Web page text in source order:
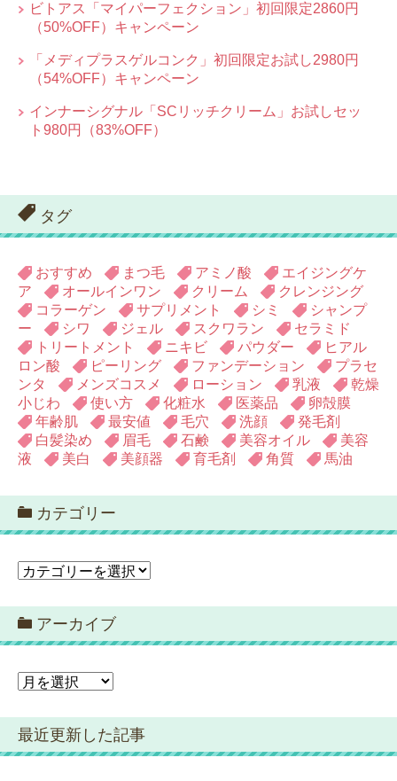
ビトアス「マイパーフェクション」初回限定2860円
（50%OFF）キャンペーン
「メディプラスゲルコンク」初回限定お試し2980円
（54%OFF）キャンペーン
インナーシグナル「SCリッチクリーム」お試しセッ
ト980円（83%OFF）
タグ
おすすめ まつ毛 アミノ酸
エイジングケ
ア
オールインワン クリーム
クレンジング
コラーゲン
サプリメント シミ
シャンプ
ー
シワ ジェル スクワラン
セラミド
トリートメント
ニキビ パウダー
ヒアル
ロン酸
ピーリング ファンデーション
プラセ
ンタ
メンズコスメ ローション 乳液
乾燥
小じわ
使い方 化粧水 医薬品
卵殻膜
年齢肌
最安値 毛穴 洗顔
発毛剤
白髪染め
眉毛 石鹸 美容オイル
美容
液
美白 美顔器 育毛剤 角質 馬油
カテゴリー
カ
ゴ
リ
ー
アーカイブ
ア
カ
イ
ブ
最近更新した記事